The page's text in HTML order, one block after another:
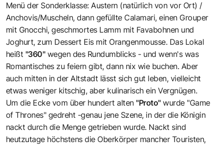
Menü der Sonderklasse: Austern (natürlich von vor Ort) /
Anchovis/Muscheln, dann gefüllte Calamari, einen Grouper
mit Gnocchi, geschmortes Lamm mit Favabohnen und
Joghurt, zum Dessert Eis mit Orangenmousse. Das Lokal
heißt "360"wegen des Rundumblicks - und wenn's was
Romantisches zu feiern gibt, dann nix wie buchen. Aber
auch mitten in der Altstadt lässt sich gut leben, vielleicht
etwas weniger kitschig, aber kulinarisch ein Vergnügen.
Um die Ecke vom über hundert alten "Proto" wurde "Game
of Thrones" gedreht -genau jene Szene, in der die Königin
nackt durch die Menge getrieben wurde. Nackt sind
heutzutage höchstens die Oberkörper mancher Touristen,